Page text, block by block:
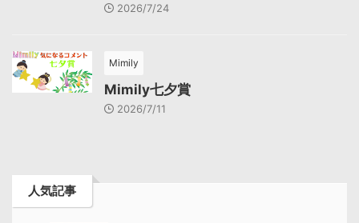
2026/7/24
Mimily
Mimily七夕賞
2026/7/11
人気記事